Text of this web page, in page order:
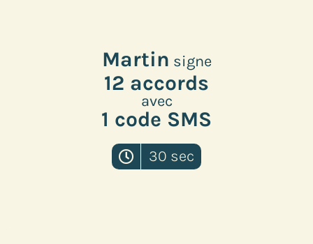
Martin signe
12 accords
avec
1 code SMS
30 sec